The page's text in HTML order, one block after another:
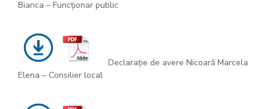
Bianca – Funcționar public
Declarație de avere Nicoară Marcela
Elena – Consilier local